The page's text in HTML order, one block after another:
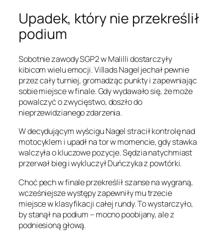
Upadek, który nie przekreślił
podium
Sobotnie zawody SGP2 w Malilli dostarczyły
kibicom wielu emocji. Villads Nagel jechał pewnie
przez cały turniej, gromadząc punkty i zapewniając
sobie miejsce w finale. Gdy wydawało się, że może
powalczyć o zwycięstwo, doszło do
nieprzewidzianego zdarzenia.
W decydującym wyścigu Nagel stracił kontrolę nad
motocyklem i upadł na tor w momencie, gdy stawka
walczyła o kluczowe pozycje. Sędzia natychmiast
przerwał bieg i wykluczył Duńczyka z powtórki.
Choć pech w finale przekreślił szanse na wygraną,
wcześniejsze występy zapewniły mu trzecie
miejsce w klasyfikacji całej rundy. To wystarczyło,
by stanął na podium – mocno poobijany, ale z
podniesioną głową.